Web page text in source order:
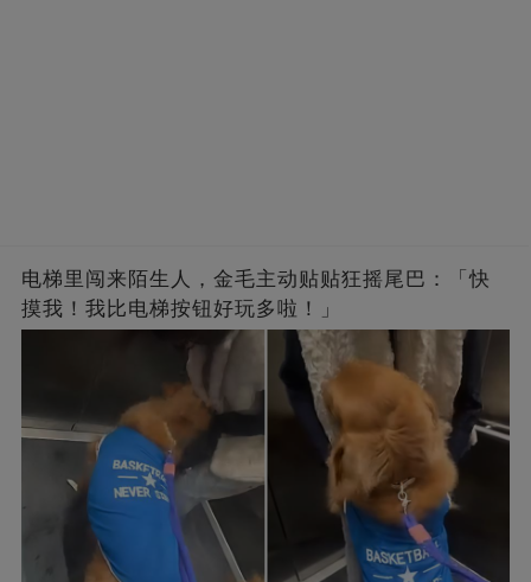
电梯里闯来陌生人，金毛主动贴贴狂摇尾巴：「快
摸我！我比电梯按钮好玩多啦！」